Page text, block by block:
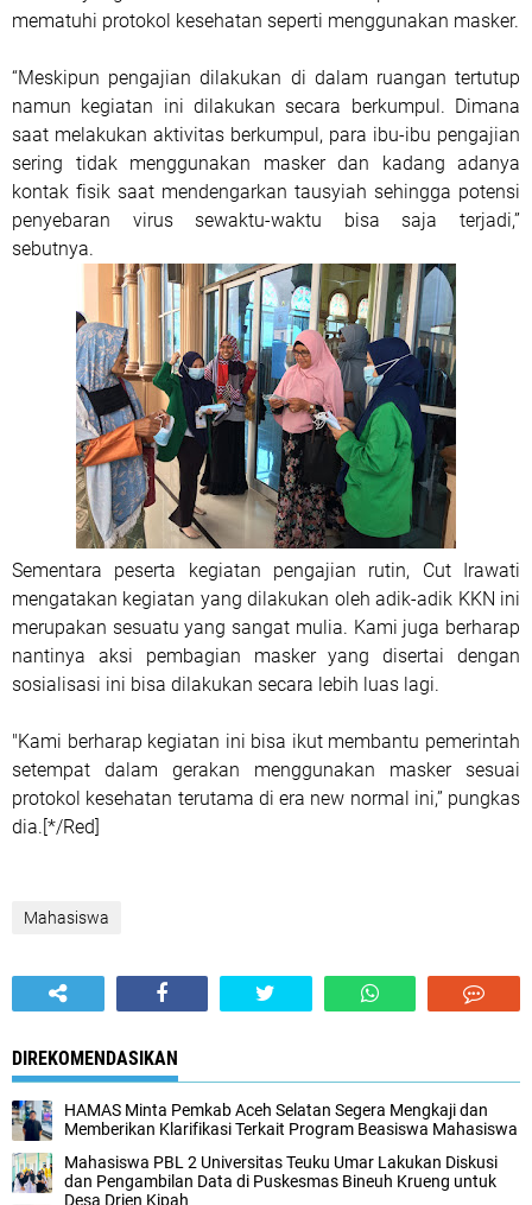
mematuhi protokol kesehatan seperti menggunakan masker.
“Meskipun pengajian dilakukan di dalam ruangan tertutup
namun kegiatan ini dilakukan secara berkumpul. Dimana
saat melakukan aktivitas berkumpul, para ibu-ibu pengajian
sering tidak menggunakan masker dan kadang adanya
kontak fisik saat mendengarkan tausyiah sehingga potensi
penyebaran virus sewaktu-waktu bisa saja terjadi,”
sebutnya.
Sementara peserta kegiatan pengajian rutin, Cut Irawati
mengatakan kegiatan yang dilakukan oleh adik-adik KKN ini
merupakan sesuatu yang sangat mulia. Kami juga berharap
nantinya aksi pembagian masker yang disertai dengan
sosialisasi ini bisa dilakukan secara lebih luas lagi.
"Kami berharap kegiatan ini bisa ikut membantu pemerintah
setempat dalam gerakan menggunakan masker sesuai
protokol kesehatan terutama di era new normal ini,” pungkas
dia.[*/Red]
Mahasiswa
DIREKOMENDASIKAN
HAMAS Minta Pemkab Aceh Selatan Segera Mengkaji dan
Memberikan Klarifikasi Terkait Program Beasiswa Mahasiswa
Mahasiswa PBL 2 Universitas Teuku Umar Lakukan Diskusi
dan Pengambilan Data di Puskesmas Bineuh Krueng untuk
Desa Drien Kipah